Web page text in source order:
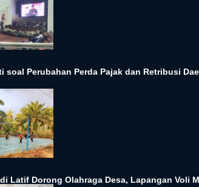
soal Perubahan Perda Pajak dan Retribusi
Latif Dorong Olahraga Desa, Lapangan Voli